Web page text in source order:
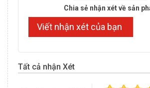
Complete
Chia sẻ nhận xét về sản
Viết nhận xét của bạn
Tất cả nhận Xét